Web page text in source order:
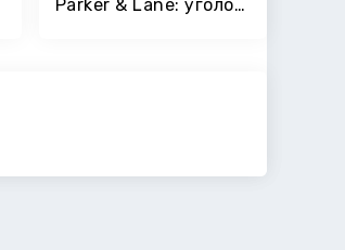
Parker & Lane: уголовное правосудие